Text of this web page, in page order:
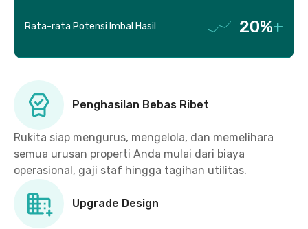
Penghasilan Bebas Ribet
Rukita siap mengurus, mengelola, dan memelihara
semua urusan properti Anda mulai dari biaya
operasional, gaji staf hingga tagihan utilitas.
Upgrade Design
Rata-rata Potensi Imbal Hasil 20%+